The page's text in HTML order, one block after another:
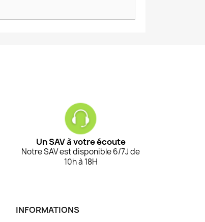
Un SAV à votre écoute
Notre SAV est disponible 6/7J de
10h à 18H
INFORMATIONS